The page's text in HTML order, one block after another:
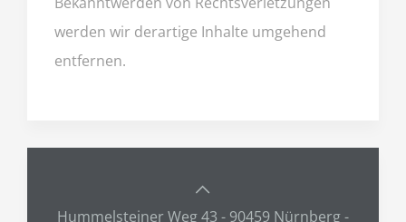
werden wir derartige Inhalte umgehend
entfernen.
Hummelsteiner Weg 43 - 90459 Nürnberg -